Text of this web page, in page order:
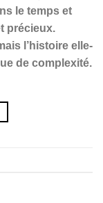
le temps et
précieux.
l’histoire elle-
de complexité.